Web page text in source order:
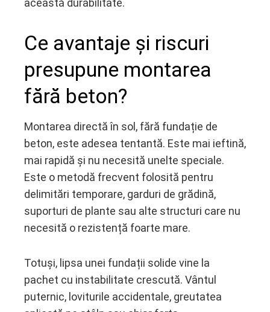
această durabilitate.
Ce avantaje și riscuri
presupune montarea
fără beton?
Montarea directă în sol, fără fundație de
beton, este adesea tentantă. Este mai ieftină,
mai rapidă și nu necesită unelte speciale.
Este o metodă frecvent folosită pentru
delimitări temporare, garduri de grădină,
suporturi de plante sau alte structuri care nu
necesită o rezistență foarte mare.
Totuși, lipsa unei fundații solide vine la
pachet cu instabilitate crescută. Vântul
puternic, loviturile accidentale, greutatea